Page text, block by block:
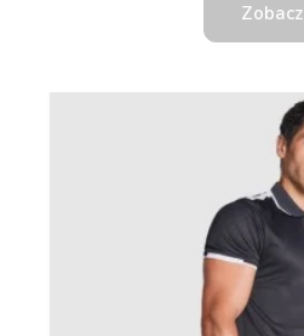
Zobacz